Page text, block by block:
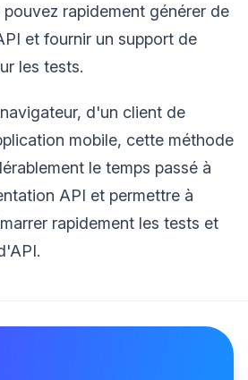
rapidement générer de
et fournir un support de
les tests.
d'un client de
mobile, cette méthode
le temps passé à
API et permettre à
rapidement les tests et